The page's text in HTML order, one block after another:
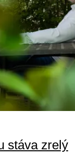
stáva zrelý